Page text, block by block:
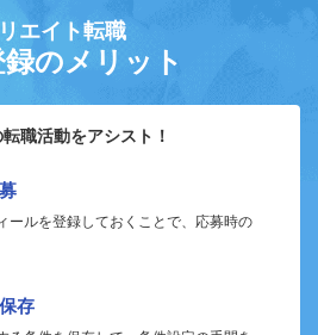
エイト転職
のメリット
職活動をアシスト！
ールを登録しておくことで、応募時の
存